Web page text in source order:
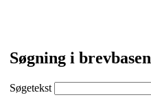
Søgning i brevbasen
Søgetekst